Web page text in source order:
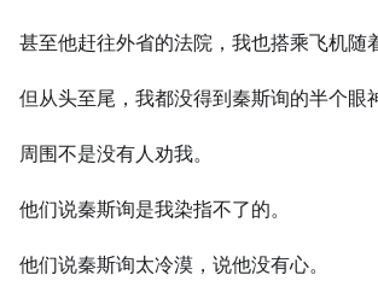
甚至他赶往外省的法院，我也搭乘飞机随
但从头至尾，我都没得到秦斯询的半个眼
周围不是没有人劝我。
他们说秦斯询是我染指不了的。
他们说秦斯询太冷漠，说他没有心。